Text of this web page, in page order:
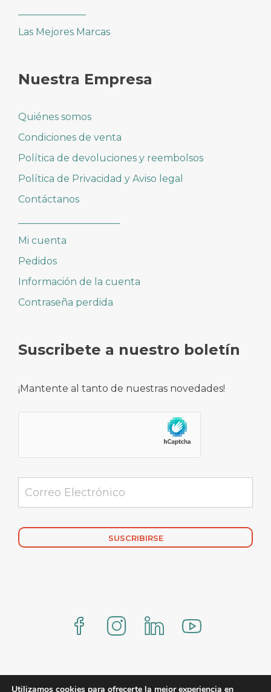
Las Mejores Marcas
Nuestra Empresa
Quiénes somos
Condiciones de venta
Política de devoluciones y reembolsos
Política de Privacidad y Aviso legal
Contáctanos
Mi cuenta
Pedidos
Información de la cuenta
Contraseña perdida
Suscribete a nuestro boletín
¡Mantente al tanto de nuestras novedades!
Utilizamos cookies para ofrecerte la mejor experiencia en